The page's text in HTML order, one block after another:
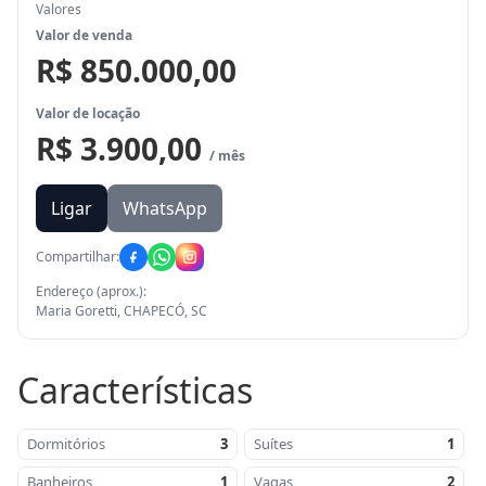
Valores
Valor de venda
R$ 850.000,00
Valor de locação
R$ 3.900,00 / mês
Ligar WhatsApp
Compartilhar:
Endereço (aprox.):
Maria Goretti, CHAPECÓ, SC
Características
Dormitórios 3 Suítes
1
Banheiros
1 Vagas 2